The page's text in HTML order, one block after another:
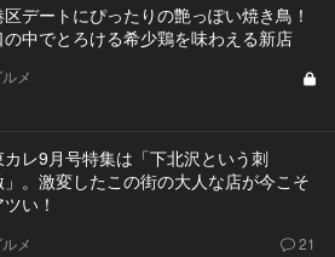
区デートにぴったりの艶っぽい焼き鳥！
の中でとろける希少鶏を味わえる新店
メ
カレ9月号特集は「下北沢という刺
」。激変したこの街の大人な店が今こそ
い！
メ 21